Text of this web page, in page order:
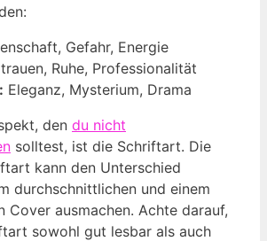
Gefahr, Energie
Ruhe, Professionalität
Eleganz, Mysterium, Drama
den du nicht
solltest, ist die Schriftart. Die
kann den Unterschied
durchschnittlichen und einem
Cover ausmachen. Achte darauf,
sowohl gut lesbar als auch